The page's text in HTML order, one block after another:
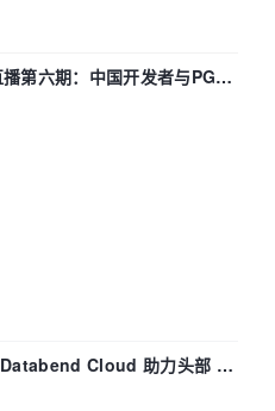
第六期：中国开发者与PG内
什么？
Cloud 助力头部 AI